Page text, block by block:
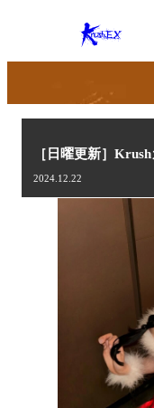
KRUSH-
EX
［日曜更新］
2024.12.22